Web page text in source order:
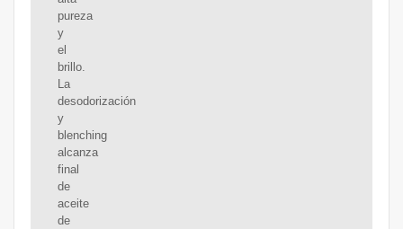
pureza
y
el
brillo.
La
desodorización
y
blenching
alcanza
final
de
aceite
de